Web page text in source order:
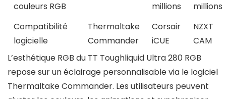
couleurs RGB
millions
millions
Compatibilité
logicielle
Thermaltake
Commander
Corsair
iCUE
NZXT
CAM
L’esthétique RGB du TT Toughliquid Ultra 280 RGB
repose sur un éclairage personnalisable via le logiciel
Thermaltake Commander. Les utilisateurs peuvent